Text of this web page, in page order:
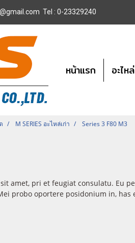
Tel : 0-23329240
หน้าแรก อะไห
M SERIES อะไหล่เก่า Series 3 F80 M3
amet, pri et feugiat consulatu. Eu
probo oportere posidonium in, has